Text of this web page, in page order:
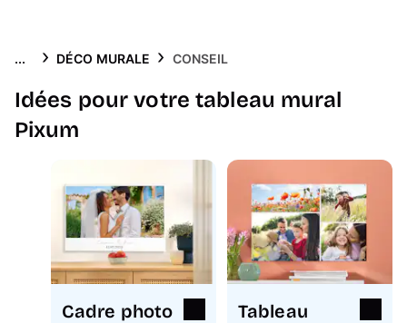
... DÉCO MURALE CONSEIL
Idées pour votre tableau mural
Pixum
Cadre photo
Tableau